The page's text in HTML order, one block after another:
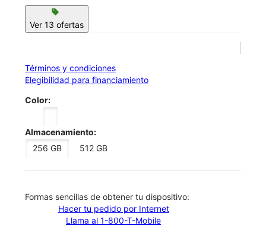
sell
Ver 13 ofertas
Términos y condiciones
Elegibilidad para financiamiento
Color:
Almacenamiento:
256 GB
512 GB
​​​​​​​Formas sencillas de obtener tu dispositivo:
Hacer tu pedido por Internet
Llama al 1-800-T-Mobile